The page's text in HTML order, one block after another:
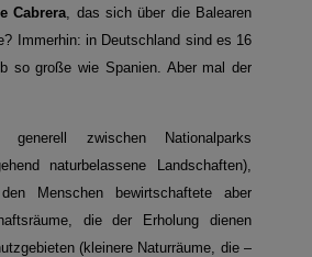
Cabrera , das sich über die Balearen
Immerhin: in Deutschland sind es 16
so große wie Spanien. Aber mal der
generell zwischen Nationalparks
naturbelassene Landschaften),
Menschen bewirtschaftete aber
die der Erholung dienen
(kleinere Naturräume, die –